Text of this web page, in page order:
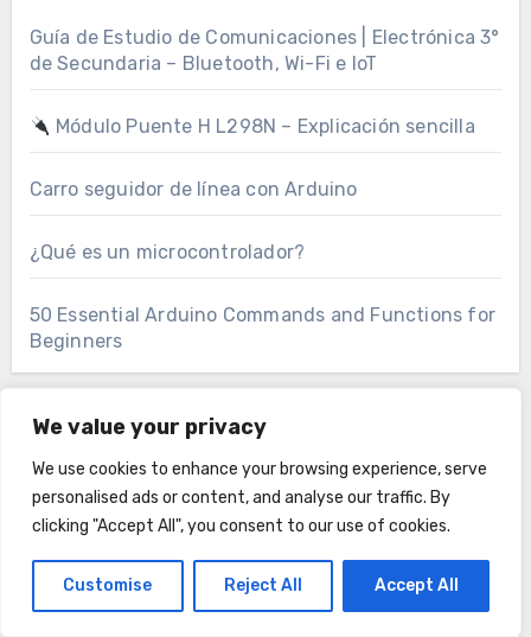
We value your privacy
We use cookies to enhance your browsing experience, serve
personalised ads or content, and analyse our traffic. By
clicking "Accept All", you consent to our use of cookies.
Customise Reject All Accept All
Guía de Estudio de Comunicaciones | Electrónica 3°
de Secundaria – Bluetooth, Wi-Fi e IoT
Módulo Puente H L298N – Explicación sencilla
Carro seguidor de línea con Arduino
¿Qué es un microcontrolador?
50 Essential Arduino Commands and Functions for
Beginners
Arduino Proyectos
Blog